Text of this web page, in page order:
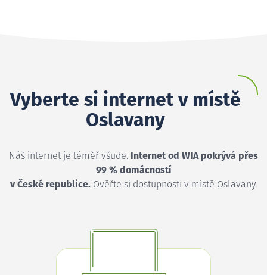
Vyberte si internet v místě
Oslavany
Náš internet je téměř všude. Internet od WIA pokrývá přes
99 % domácností
v České republice. Ověřte si dostupnosti v místě Oslavany.